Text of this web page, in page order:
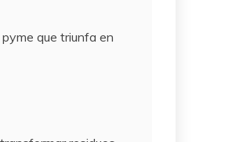
que triunfa en